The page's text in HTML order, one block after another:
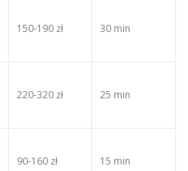
150-190 zł 30 min
220-320 zł 25 min
90-160 zł 15 min